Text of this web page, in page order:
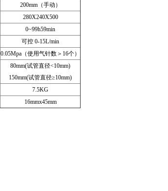
200mm（手动）
280X240X500
0~99h59min
可控 0-15L/min
0.05Mpa（使用气针数＞16个）
80mm(试管直径<10mm)
150mm(试管直径≥10mm)
7.5KG
16mmx45mm